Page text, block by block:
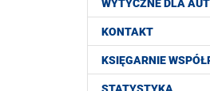
WYTYCZNE DLA
KONTAKT
KSIĘGARNIE